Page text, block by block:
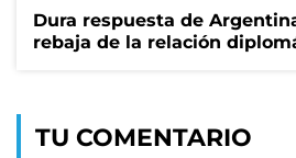
Dura respuesta de
rebaja de la relación
TU COMENTARIO